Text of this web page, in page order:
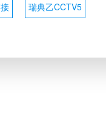
瑞典乙CCTV5